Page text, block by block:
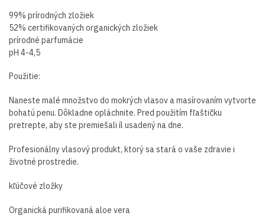
99% prírodných zložiek
52% certifikovaných organických zložiek
prírodné parfumácie
pH 4-4,5
Použitie:
Naneste malé množstvo do mokrých vlasov a masírovaním vytvorte
bohatú penu. Dôkladne opláchnite. Pred použitím fľaštičku
pretrepte, aby ste premiešali íl usadený na dne.
Profesionálny vlasový produkt, ktorý sa stará o vaše zdravie i
životné prostredie.
kľúčové zložky
Organická purifikovaná aloe vera